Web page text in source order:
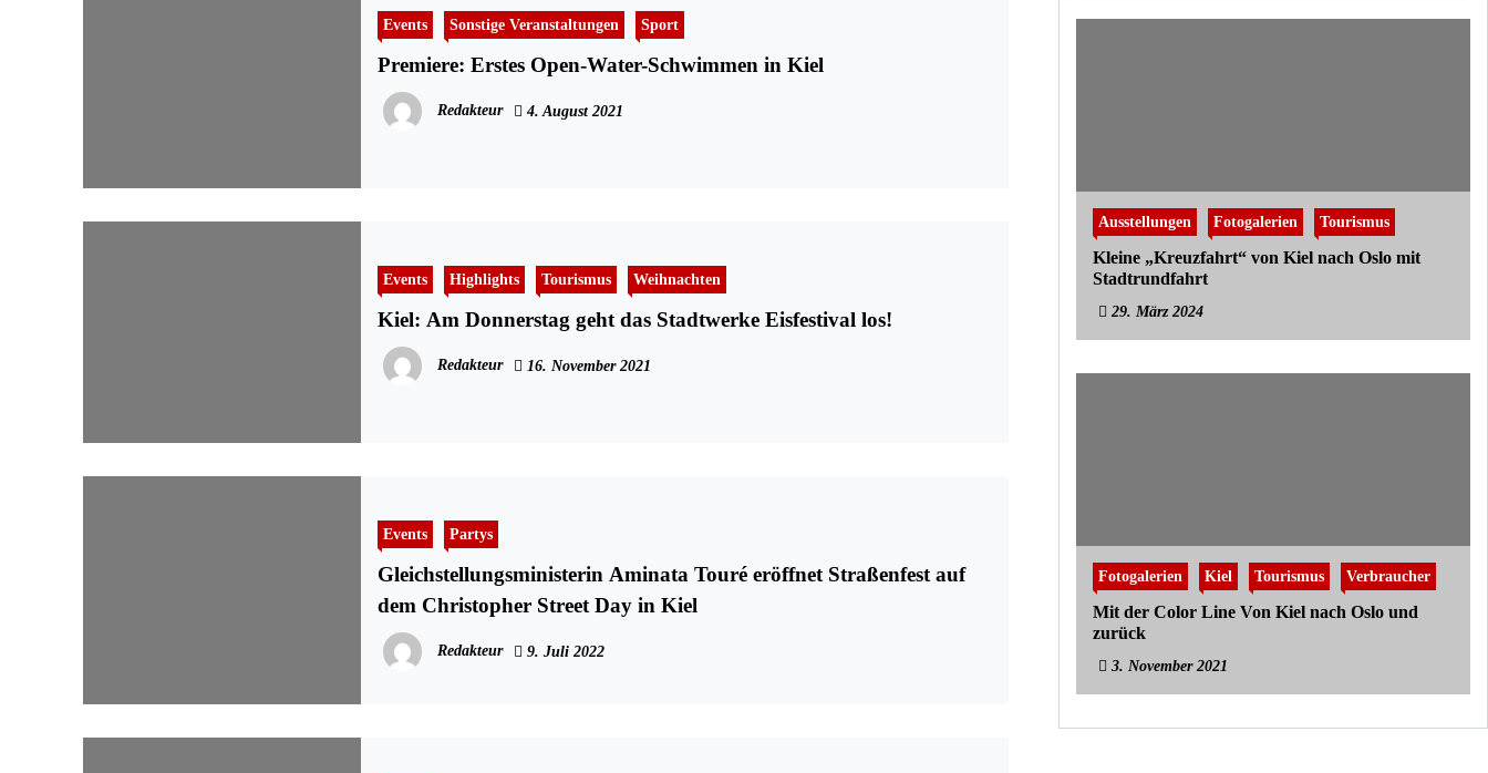
Events Sonstige Veranstaltungen Sport
Premiere: Erstes Open-Water-Schwimmen in Kiel
Redakteur 4. August 2021
Events Highlights Tourismus Weihnachten
Kiel: Am Donnerstag geht das Stadtwerke Eisfestival los!
Redakteur 16. November 2021
Events Partys
Gleichstellungsministerin Aminata Touré eröffnet Straßenfest auf
dem Christopher Street Day in Kiel
Redakteur 9. Juli 2022
Ausstellungen Fotogalerien Tourismus
Kleine „Kreuzfahrt“ von Kiel nach Oslo mit
Stadtrundfahrt
29. März 2024
Fotogalerien Kiel Tourismus Verbraucher
Mit der Color Line Von Kiel nach Oslo und
zurück
3. November 2021